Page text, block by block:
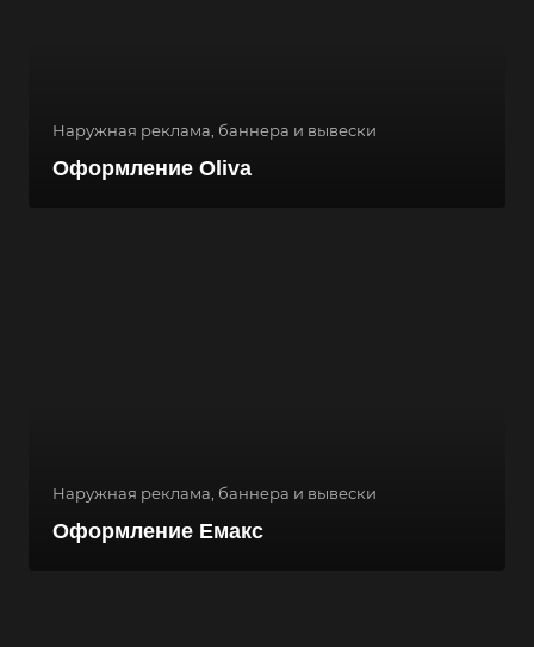
Наружная реклама, баннера и вывески
Оформление Oliva
Наружная реклама, баннера и вывески
Оформление Емакс